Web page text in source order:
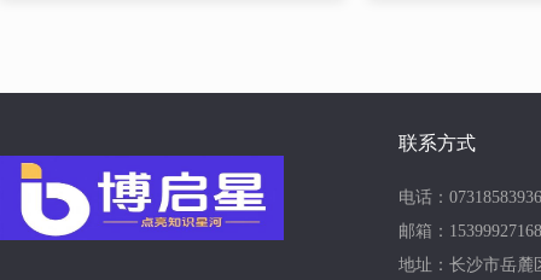
联系方式
电话：
邮箱：
地址：长沙市岳麓